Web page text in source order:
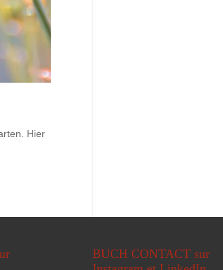
Hier
BUCH CONTACT sur